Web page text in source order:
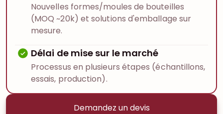
Nouvelles formes/moules de bouteilles
(MOQ ~20k) et solutions d'emballage sur
mesure.
Délai de mise sur le marché
Processus en plusieurs étapes (échantillons,
essais, production).
Demandez un devis